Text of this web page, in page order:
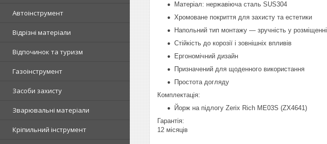
Автоінструмент
Відрізні матеріали
Відпочинок та туризм
Газоінструмент
Засоби захисту
Зварювальні матеріали
Кріпильний інструмент
Матеріал: нержавіюча сталь SUS304
Хромоване покриття для захисту та естетики
Напольний тип монтажу — зручність у розміщенні
Стійкість до корозії і зовнішніх впливів
Ергономічний дизайн
Призначений для щоденного використання
Простота догляду
Комплектація:
Йорж на підлогу Zerix Rich ME03S (ZX4641)
Гарантія:
12 місяців